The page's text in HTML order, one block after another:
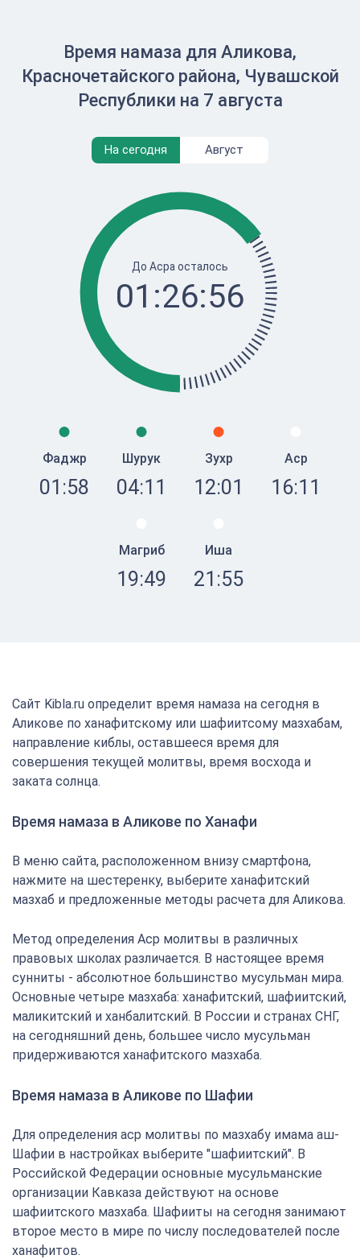
Время намаза для Аликова,
Красночетайского района, Чувашской
Республики на 7 августа
На сегодня Август
До Асра осталось
01:26:56
Фаджр
01:58
Шурук
04:11
Зухр
12:01
Аср
16:11
Магриб
19:49
Иша
21:55
Сайт Kibla.ru определит время намаза на сегодня в
Аликове по ханафитскому или шафиитсому мазхабам,
направление киблы, оставшееся время для
совершения текущей молитвы, время восхода и
заката солнца.
Время намаза в Аликове по Ханафи
В меню сайта, расположенном внизу смартфона,
нажмите на шестеренку, выберите ханафитский
мазхаб и предложенные методы расчета для Аликова.
Метод определения Аср молитвы в различных
правовых школах различается. В настоящее время
сунниты - абсолютное большинство мусульман мира.
Основные четыре мазхаба: ханафитский, шафиитский,
маликитский и ханбалитский. В России и странах СНГ,
на сегодняшний день, большее число мусульман
придерживаются ханафитского мазхаба.
Время намаза в Аликове по Шафии
Для определения аср молитвы по мазхабу имама аш-
Шафии в настройках выберите "шафиитский". В
Российской Федерации основные мусульманские
организации Кавказа действуют на основе
шафиитского мазхаба. Шафииты на сегодня занимают
второе место в мире по числу последователей после
ханафитов.